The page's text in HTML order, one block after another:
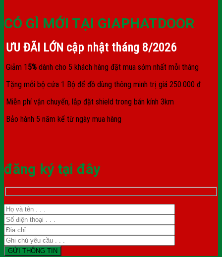
CÓ GÌ MỚI TẠI GIAPHATDOOR
ƯU ĐÃI LỚN cập nhật tháng 8/2026
Giảm 1 5% dành cho 5 khách hàng đặt mua sớm nhất mỗi tháng
Tặng mỗi bộ cửa 1 Bộ để đồ dùng thông minh trị giá 250.000 đ
Miễn phí vận chuyển, lắp đặt shield trong bán kính 3km
Bảo hành 5 năm kể từ ngày mua hàng
đăng ký tại đây